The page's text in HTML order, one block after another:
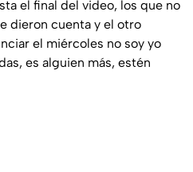
el final del video, los que no
dieron cuenta y el otro
el miércoles no soy yo
es alguien más, estén